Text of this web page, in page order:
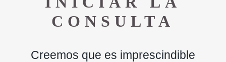
CONSULTA
Creemos que es imprescindible